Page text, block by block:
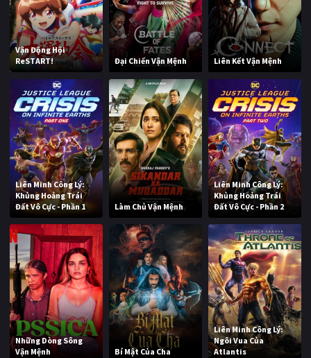
Vận Động Hội
ReSTART!
Đại Chiến Vận Mệnh Liên Kết Vận Mệnh
Liên Minh Công Lý:
Khủng Hoảng Trái
Đất Vô Cực - Phần 1
Làm Chủ Vận Mệnh
Liên Minh Công Lý:
Khủng Hoảng Trái
Đất Vô Cực - Phần 2
Những Dòng Sông
Vận Mệnh
Bí Mật Của Cha
Liên Minh Công Lý:
Ngôi Vua Của
Atlantis